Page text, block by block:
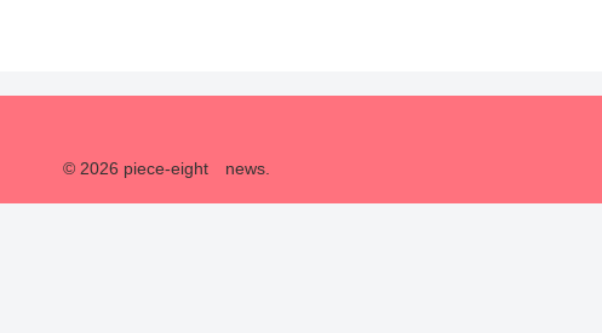
© 2026 piece-eight news.